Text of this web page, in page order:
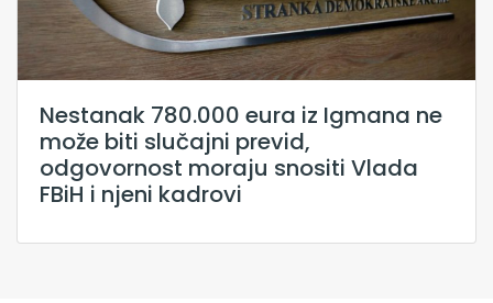
Nestanak 780.000 eura iz Igmana ne
može biti slučajni previd,
odgovornost moraju snositi Vlada
FBiH i njeni kadrovi